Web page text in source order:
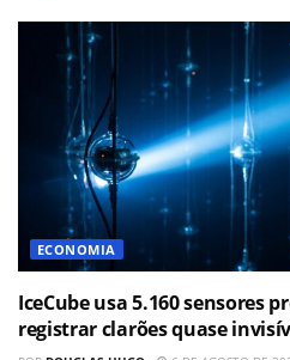
ECONOMIA
IceCube usa 5.160 sensores
registrar clarões quase